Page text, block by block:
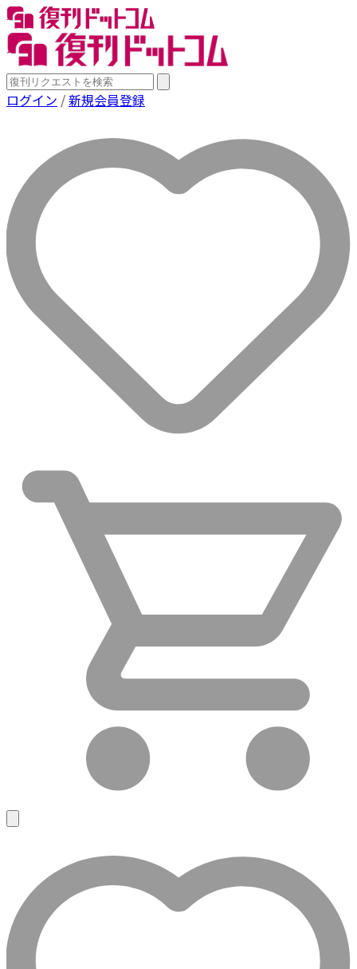
ログイン /新規会員登録